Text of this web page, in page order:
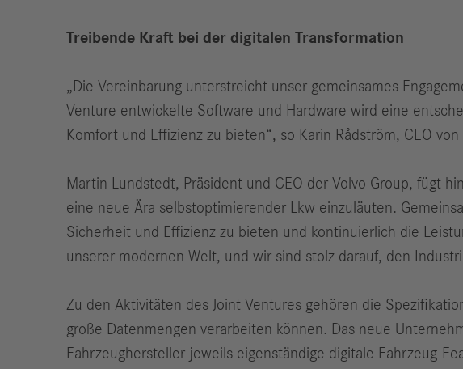
Treibende Kraft bei der digitalen Transformation
„Die Vereinbarung unterstreicht unser gemeinsames
Venture entwickelte Software und Hardware wird eine
Komfort und Effizienz zu bieten“, so Karin Rådström, CEO von
Martin Lundstedt, Präsident und CEO der Volvo Group, fügt
eine neue Ära selbstoptimierender Lkw einzuläuten.
Sicherheit und Effizienz zu bieten und kontinuierlich die
unserer modernen Welt, und wir sind stolz darauf, den
Zu den Aktivitäten des Joint Ventures gehören die
große Datenmengen verarbeiten können. Das neue
Fahrzeughersteller jeweils eigenständige digitale Fahrzeug-